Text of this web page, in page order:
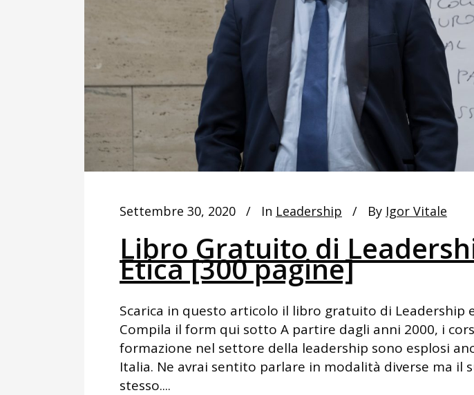
Settembre 30, 2020 In Leadership By Igor Vitale
Libro Gratuito di
Etica [300 pagine]
Scarica in questo articolo il libro gratuito di Leadership
Compila il form qui sotto A partire dagli anni 2000, i
formazione nel settore della leadership sono esplosi
Italia. Ne avrai sentito parlare in modalità diverse ma il
stesso....